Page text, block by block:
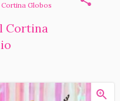
Globos
Cortina